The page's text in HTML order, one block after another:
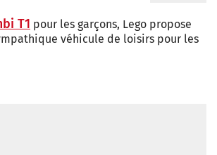
T1 pour les garçons, Lego propose
véhicule de loisirs pour les